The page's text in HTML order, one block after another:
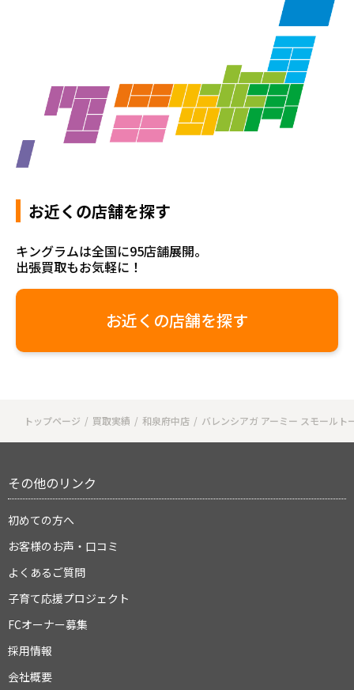
お近くの店舗を探す
キングラムは全国に95店舗展開。
出張買取もお気軽に！
お近くの店舗を探す
トップページ 買取実績 和泉府中店 バレンシアガ アーミー スモールト
その他のリンク
初めての方へ
お客様のお声・口コミ
よくあるご質問
子育て応援プロジェクト
FCオーナー募集
採用情報
会社概要